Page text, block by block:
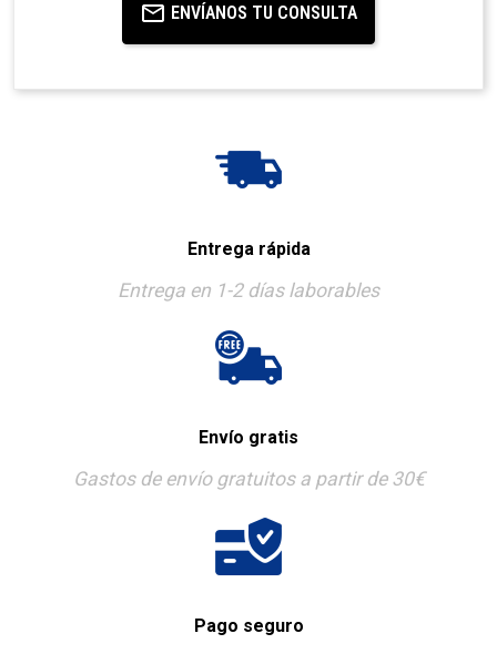
ENVÍANOS TU CONSULTA
Entrega rápida
Entrega en 1-2 días laborables
Envío gratis
Gastos de envío gratuitos a partir de 30€
Pago seguro